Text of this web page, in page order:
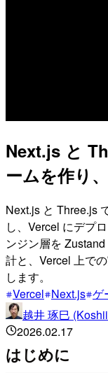
Next.js と
ームを作り
Next.js と Three.js
し、Vercel にデプ
ンジン層を
計と、Vercel 上で
します。
Vercel Next.js ゲ
越井 琢巳
2026.02.17
はじめに